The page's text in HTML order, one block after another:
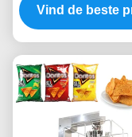
platte plaat
Vind de beste